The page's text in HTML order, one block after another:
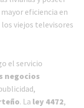
eficiencia en
viejos televisores
el servicio
negocios
. La ley 4472,